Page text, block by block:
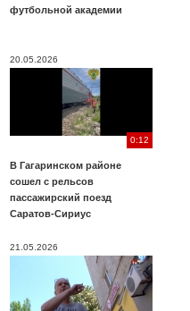
футбольной академии
20.05.2026
0:12
В Гагаринском районе
сошел с рельсов
пассажирский поезд
Саратов-Сириус
21.05.2026